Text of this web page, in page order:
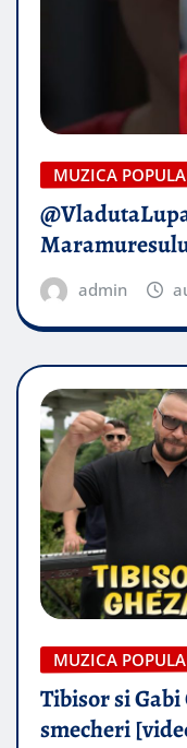
MUZICA
admin
MUZICA
Tibisor si Gabi
smecheri